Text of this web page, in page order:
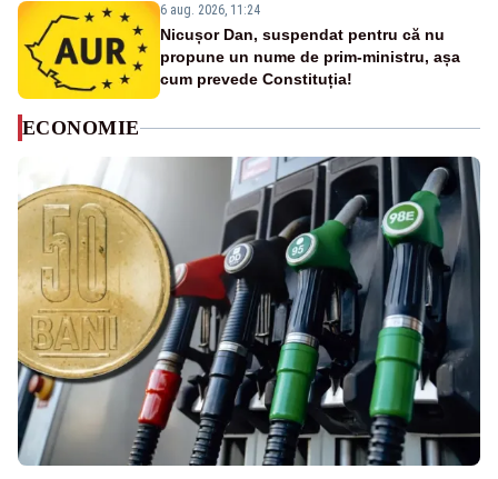
6 aug. 2026, 11:24
Nicușor Dan, suspendat pentru că nu
propune un nume de prim-ministru, așa
cum prevede Constituția!
ECONOMIE